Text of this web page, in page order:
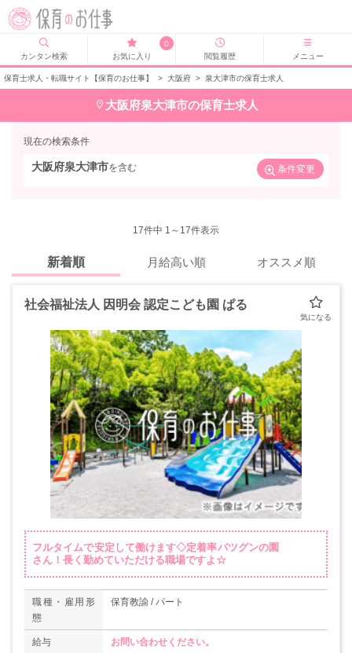
カンタン検索
0
お気に入り
閲覧履歴 メニュー
保育士求人・転職サイト【保育のお仕事】 > 大阪府 > 泉大津市の保育士求人
大阪府泉大津市の保育士求人
現在の検索条件
大阪府泉大津市を含む 条件変更
17件中 1～17件表示
新着順 月給高い順 オススメ順
社会福祉法人 因明会 認定こども園 ぱる
フルタイムで安定して働けます◇定着率バツグンの園
さん！長く勤めていただける職場ですよ☆
職種・雇用形
態
保育教諭 / パート
給与 お問い合わせください。